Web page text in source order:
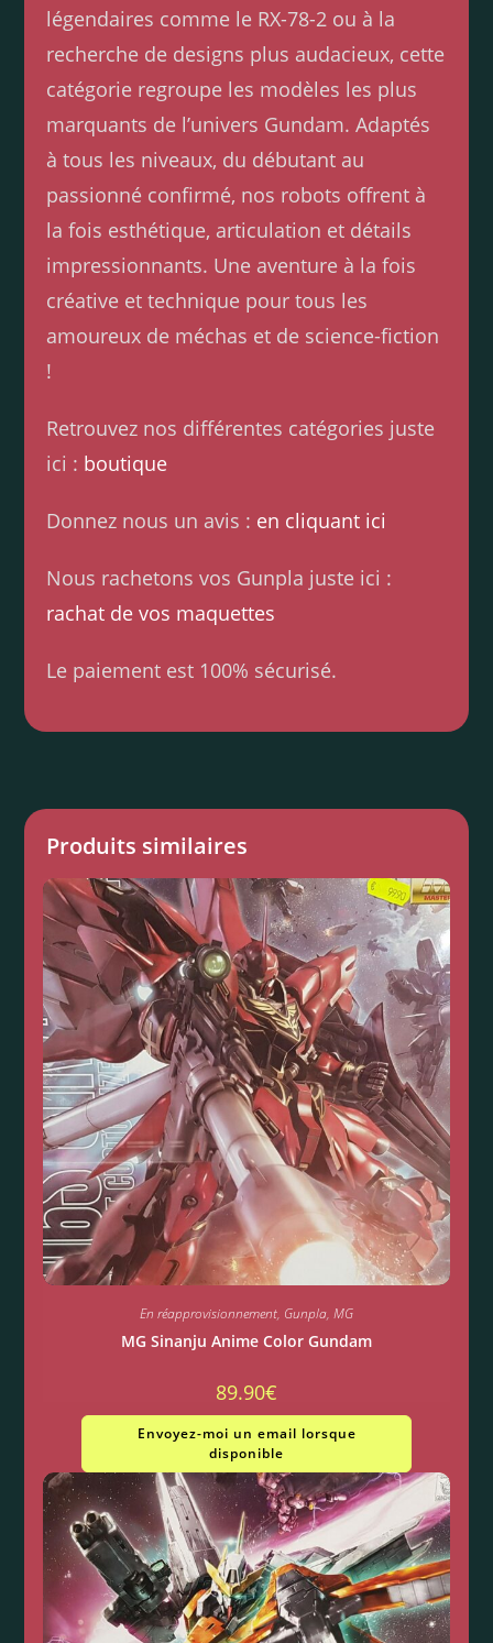
légendaires comme le RX-78-2 ou à la
recherche de designs plus audacieux, cette
catégorie regroupe les modèles les plus
marquants de l’univers Gundam. Adaptés
à tous les niveaux, du débutant au
passionné confirmé, nos robots offrent à
la fois esthétique, articulation et détails
impressionnants. Une aventure à la fois
créative et technique pour tous les
amoureux de méchas et de science-fiction
!
Retrouvez nos différentes catégories juste
ici : boutique
Donnez nous un avis : en cliquant ici
Nous rachetons vos Gunpla juste ici :
rachat de vos maquettes
Le paiement est 100% sécurisé.
Produits similaires
En réapprovisionnement, Gunpla, MG
MG Sinanju Anime Color Gundam
89.90€
Envoyez-moi un email lorsque
disponible